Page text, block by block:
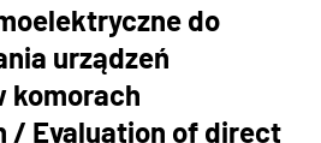
do
urządzeń
komorach
/ Evaluation of direct